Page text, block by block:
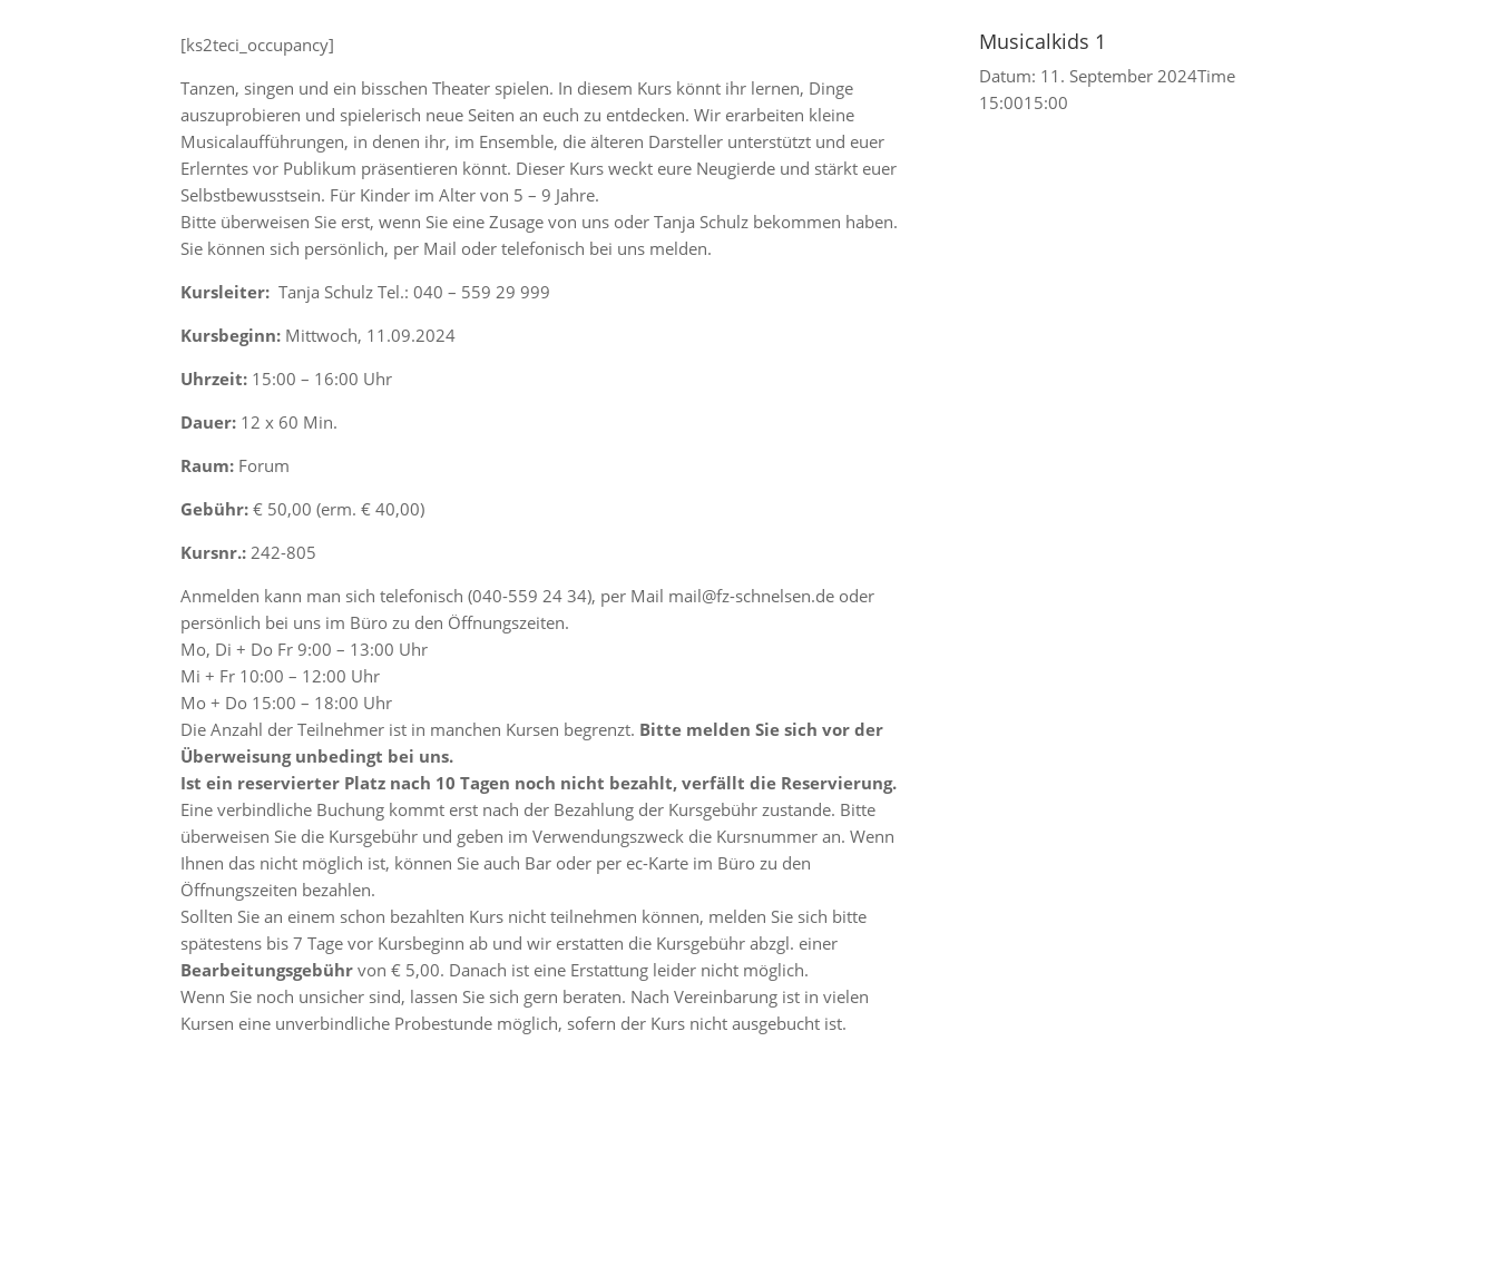
[ks2teci_occupancy]
Tanzen, singen und ein bisschen Theater spielen. In diesem Kurs könnt ihr lernen, Dinge
auszuprobieren und spielerisch neue Seiten an euch zu entdecken. Wir erarbeiten kleine
Musicalaufführungen, in denen ihr, im Ensemble, die älteren Darsteller unterstützt und euer
Erlerntes vor Publikum präsentieren könnt. Dieser Kurs weckt eure Neugierde und stärkt euer
Selbstbewusstsein. Für Kinder im Alter von 5 – 9 Jahre.
Bitte überweisen Sie erst, wenn Sie eine Zusage von uns oder Tanja Schulz bekommen haben.
Sie können sich persönlich, per Mail oder telefonisch bei uns melden.
Kursleiter: Tanja Schulz Tel.: 040 – 559 29 999
Kursbeginn: Mittwoch, 11.09.2024
Uhrzeit: 15:00 – 16:00 Uhr
Dauer: 12 x 60 Min.
Raum: Forum
Gebühr: € 50,00 (erm. € 40,00)
Kursnr.: 242-805
Anmelden kann man sich telefonisch (040-559 24 34), per Mail mail@fz-schnelsen.de oder
persönlich bei uns im Büro zu den Öffnungszeiten.
Mo, Di + Do Fr 9:00 – 13:00 Uhr
Mi + Fr 10:00 – 12:00 Uhr
Mo + Do 15:00 – 18:00 Uhr
Die Anzahl der Teilnehmer ist in manchen Kursen begrenzt. Bitte melden Sie sich vor der
Überweisung unbedingt bei uns.
Ist ein reservierter Platz nach 10 Tagen noch nicht bezahlt, verfällt die Reservierung.
Eine verbindliche Buchung kommt erst nach der Bezahlung der Kursgebühr zustande. Bitte
überweisen Sie die Kursgebühr und geben im Verwendungszweck die Kursnummer an. Wenn
Ihnen das nicht möglich ist, können Sie auch Bar oder per ec-Karte im Büro zu den
Öffnungszeiten bezahlen.
Sollten Sie an einem schon bezahlten Kurs nicht teilnehmen können, melden Sie sich bitte
spätestens bis 7 Tage vor Kursbeginn ab und wir erstatten die Kursgebühr abzgl. einer
Bearbeitungsgebühr von € 5,00. Danach ist eine Erstattung leider nicht möglich.
Wenn Sie noch unsicher sind, lassen Sie sich gern beraten. Nach Vereinbarung ist in vielen
Kursen eine unverbindliche Probestunde möglich, sofern der Kurs nicht ausgebucht ist.
Musicalkids 1
Datum: 11. September 2024Time
15:0015:00